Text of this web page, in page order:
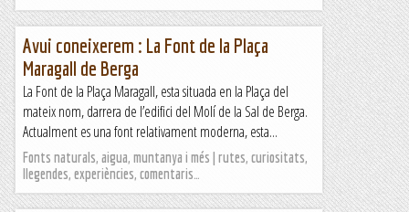
Avui coneixerem : La Font de la Plaça
Maragall de Berga
La Font de la Plaça Maragall, esta situada en la Plaça del
mateix nom, darrera de l’edifici del Molí de la Sal de Berga.
Actualment es una font relativament moderna, esta...
Fonts naturals, aigua, muntanya i més | rutes, curiositats,
llegendes, experiències, comentaris…